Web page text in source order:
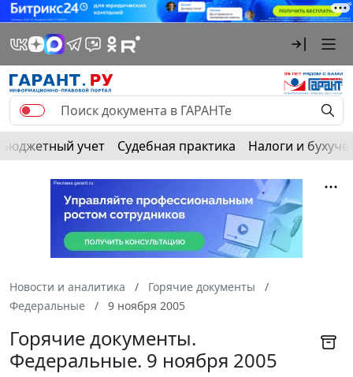
Бюджетный учет Судебная практика Налоги и
Новости и аналитика
Горячие документы
Федеральные
9 ноября 2005
Горячие документы.
Федеральные. 9 ноября 2005